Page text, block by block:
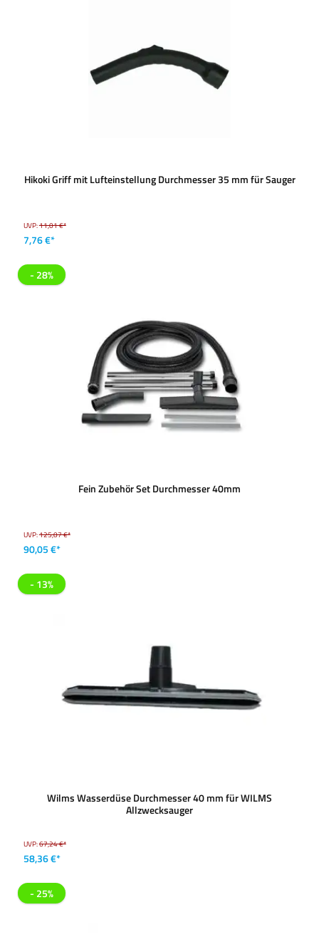
Hikoki Griff mit Lufteinstellung Durchmesser 35 mm für Sauger
UVP:11,01 €*
7,76 €*
- 28%
Fein Zubehör Set Durchmesser 40mm
UVP:125,07 €*
90,05 €*
- 13%
Wilms Wasserdüse Durchmesser 40 mm für WILMS
Allzwecksauger
UVP:67,24 €*
58,36 €*
- 25%